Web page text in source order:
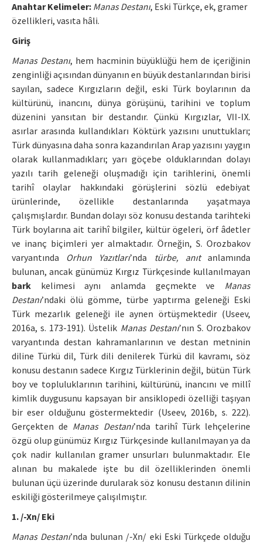
Manuscript Submission
Anahtar Kelimeler: Manas Destanı, Eski Türkçe, ek, gramer
özellikleri, vasıta hâli.
Giriş
Manas Destanı, hem hacminin büyüklüğü hem de içeriğinin
zenginliği açısından dünyanın en büyük destanlarından birisi
sayılan, sadece Kırgızların değil, eski Türk boylarının da
kültürünü, inancını, dünya görüşünü, tarihini ve toplum
düzenini yansıtan bir destandır. Çünkü Kırgızlar, VII-IX.
asırlar arasında kullandıkları Köktürk yazısını unuttukları;
Türk dünyasına daha sonra kazandırılan Arap yazısını yaygın
olarak kullanmadıkları; yarı göçebe olduklarından dolayı
yazılı tarih geleneği oluşmadığı için tarihlerini, önemli
tarihî olaylar hakkındaki görüşlerini sözlü edebiyat
ürünlerinde, özellikle destanlarında yaşatmaya
çalışmışlardır. Bundan dolayı söz konusu destanda tarihteki
Türk boylarına ait tarihî bilgiler, kültür ögeleri, örf âdetler
ve inanç biçimleri yer almaktadır. Örneğin, S. Orozbakov
varyantında Orhun Yazıtları’nda türbe, anıtanlamında
bulunan, ancak günümüz Kırgız Türkçesinde kullanılmayan
bark kelimesi aynı anlamda geçmekte ve Manas
Destanı’ndaki ölü gömme, türbe yaptırma geleneği Eski
Türk mezarlık geleneği ile aynen örtüşmektedir (Useev,
2016a, s. 173-191). Üstelik Manas Destanı’nın S. Orozbakov
varyantında destan kahramanlarının ve destan metninin
diline Türkü dil, Türk dili denilerek Türkü dil kavramı, söz
konusu destanın sadece Kırgız Türklerinin değil, bütün Türk
boy ve topluluklarının tarihini, kültürünü, inancını ve millî
kimlik duygusunu kapsayan bir ansiklopedi özelliği taşıyan
bir eser olduğunu göstermektedir (Useev, 2016b, s. 222).
Gerçekten de Manas Destanı’nda tarihî Türk lehçelerine
özgü olup günümüz Kırgız Türkçesinde kullanılmayan ya da
çok nadir kullanılan gramer unsurları bulunmaktadır. Ele
alınan bu makalede işte bu dil özelliklerinden önemli
bulunan üçü üzerinde durularak söz konusu destanın dilinin
eskiliği gösterilmeye çalışılmıştır.
1. /-Xn/ Eki
Manas Destanı’nda bulunan /-Xn/ eki Eski Türkçede olduğu